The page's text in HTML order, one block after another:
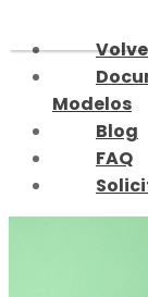
to
content
Modelos
Blog
FAQ